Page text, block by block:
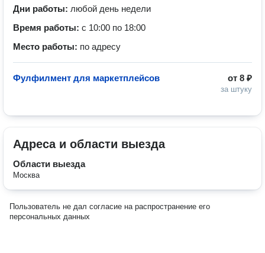
Дни работы: любой день недели
Время работы: с 10:00 по 18:00
Место работы: по адресу
от 8 ₽
за штуку
Фулфилмент для маркетплейсов
Адреса и области выезда
Области выезда
Москва
Пользователь не дал согласие на распространение его
персональных данных